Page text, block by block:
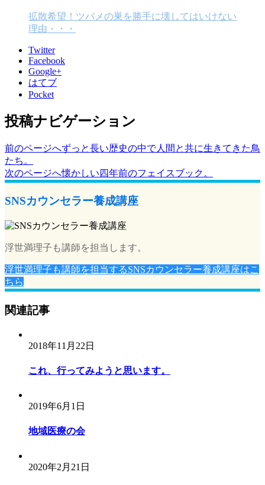
拡散希望！ツバメの巣を勝手に壊してはいけない
理由・・・
Twitter
Facebook
Google+
はてブ
Pocket
投稿ナビゲーション
前のページへずっと長い歴史の中で人間と共に生きてきた鳥
たち。
次のページへ懐かしい四年前のフェイスブック。
SNSカウンセラー養成講座
浮世満理子も講師を担当します。
浮世満理子も講師を担当するSNSカウンセラー養成講座はこ
ちら
関連記事
2018年11月22日
これ、行ってみようと思います。
2019年6月1日
地域医療の会
2020年2月21日